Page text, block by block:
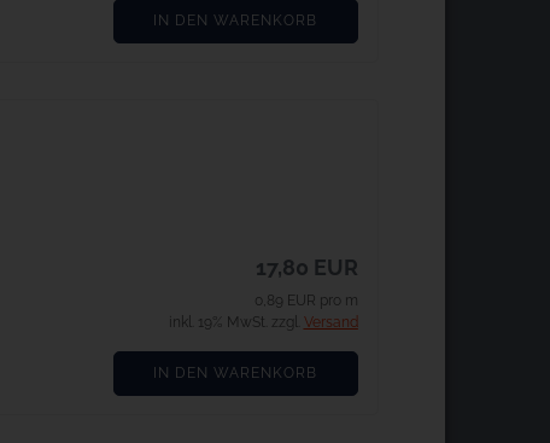
IN DEN WARENKORB
17,80 EUR
0,89 EUR pro m
inkl. 19% MwSt. zzgl. Versand
IN DEN WARENKORB